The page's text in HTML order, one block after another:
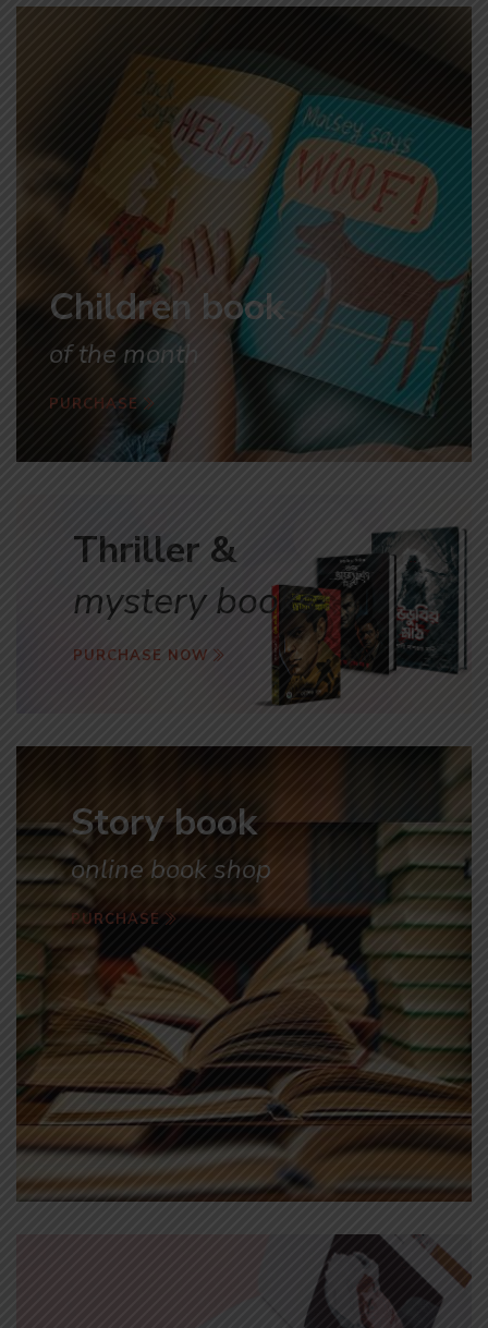
Children book
of the month
PURCHASE
Thriller &
mystery books
PURCHASE NOW
Story book
online book shop
PURCHASE